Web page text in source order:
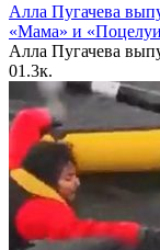
Алла Пугачева
«Мама» и
Алла Пугачева
01.3к.